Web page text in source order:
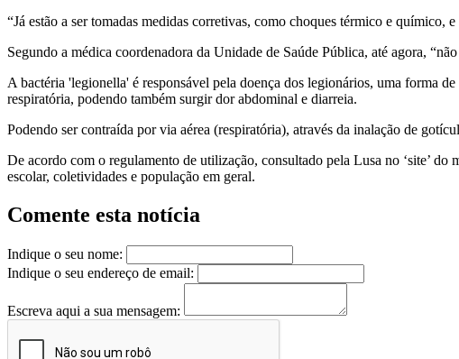
“Já estão a ser tomadas medidas corretivas, como choques térmico e químico,
Segundo a médica coordenadora da Unidade de Saúde Pública, até agora,
A bactéria 'legionella' é responsável pela doença dos legionários, uma forma
respiratória, podendo também surgir dor abdominal e diarreia.
Podendo ser contraída por via aérea (respiratória), através da inalação de
De acordo com o regulamento de utilização, consultado pela Lusa no ‘site’
escolar, coletividades e população em geral.
Comente esta notícia
Indique o seu nome:
Indique o seu endereço de email:
Escreva aqui a sua mensagem: